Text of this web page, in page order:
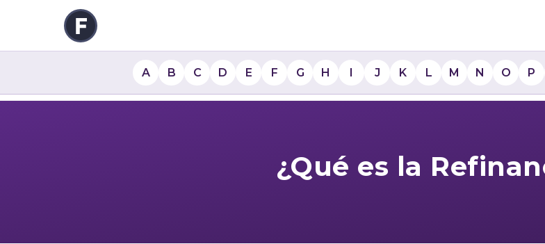
A B C D E F G H I J K L M N O P
¿Qué es la